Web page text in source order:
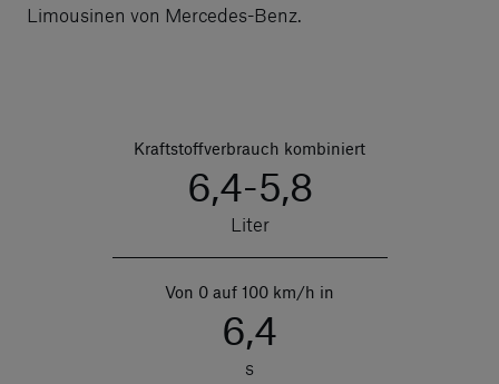
Limousinen von Mercedes-Benz.
Kraftstoffverbrauch kombiniert
6,4-5,8
Liter
Von 0 auf 100 km/h in
6,4
s